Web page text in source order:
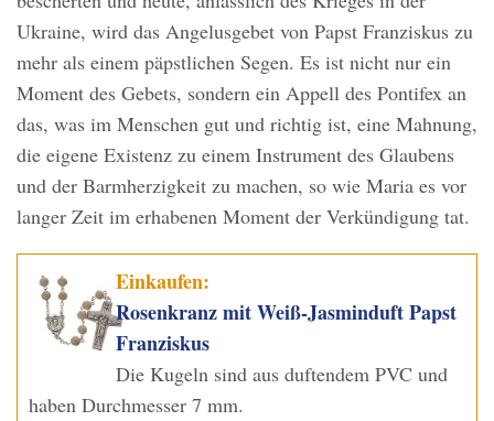
Ukraine, wird das Angelusgebet von Papst Franziskus zu
mehr als einem päpstlichen Segen. Es ist nicht nur ein
Moment des Gebets, sondern ein Appell des Pontifex an
das, was im Menschen gut und richtig ist, eine Mahnung,
die eigene Existenz zu einem Instrument des Glaubens
und der Barmherzigkeit zu machen, so wie Maria es vor
langer Zeit im erhabenen Moment der Verkündigung tat.
Einkaufen:
Rosenkranz mit Weiß-Jasminduft Papst
Franziskus
Die Kugeln sind aus duftendem PVC und
haben Durchmesser 7 mm.